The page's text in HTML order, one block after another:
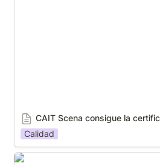
CAIT Scena consigue la
Calidad
Autismo Sevilla y Descasur